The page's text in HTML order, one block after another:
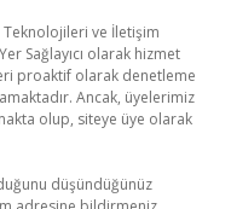
Teknolojileri ve İletişim
Sağlayıcı olarak hizmet
proaktif olarak denetleme
Ancak, üyelerimiz
olup, siteye üye olarak
düşündüğünüz